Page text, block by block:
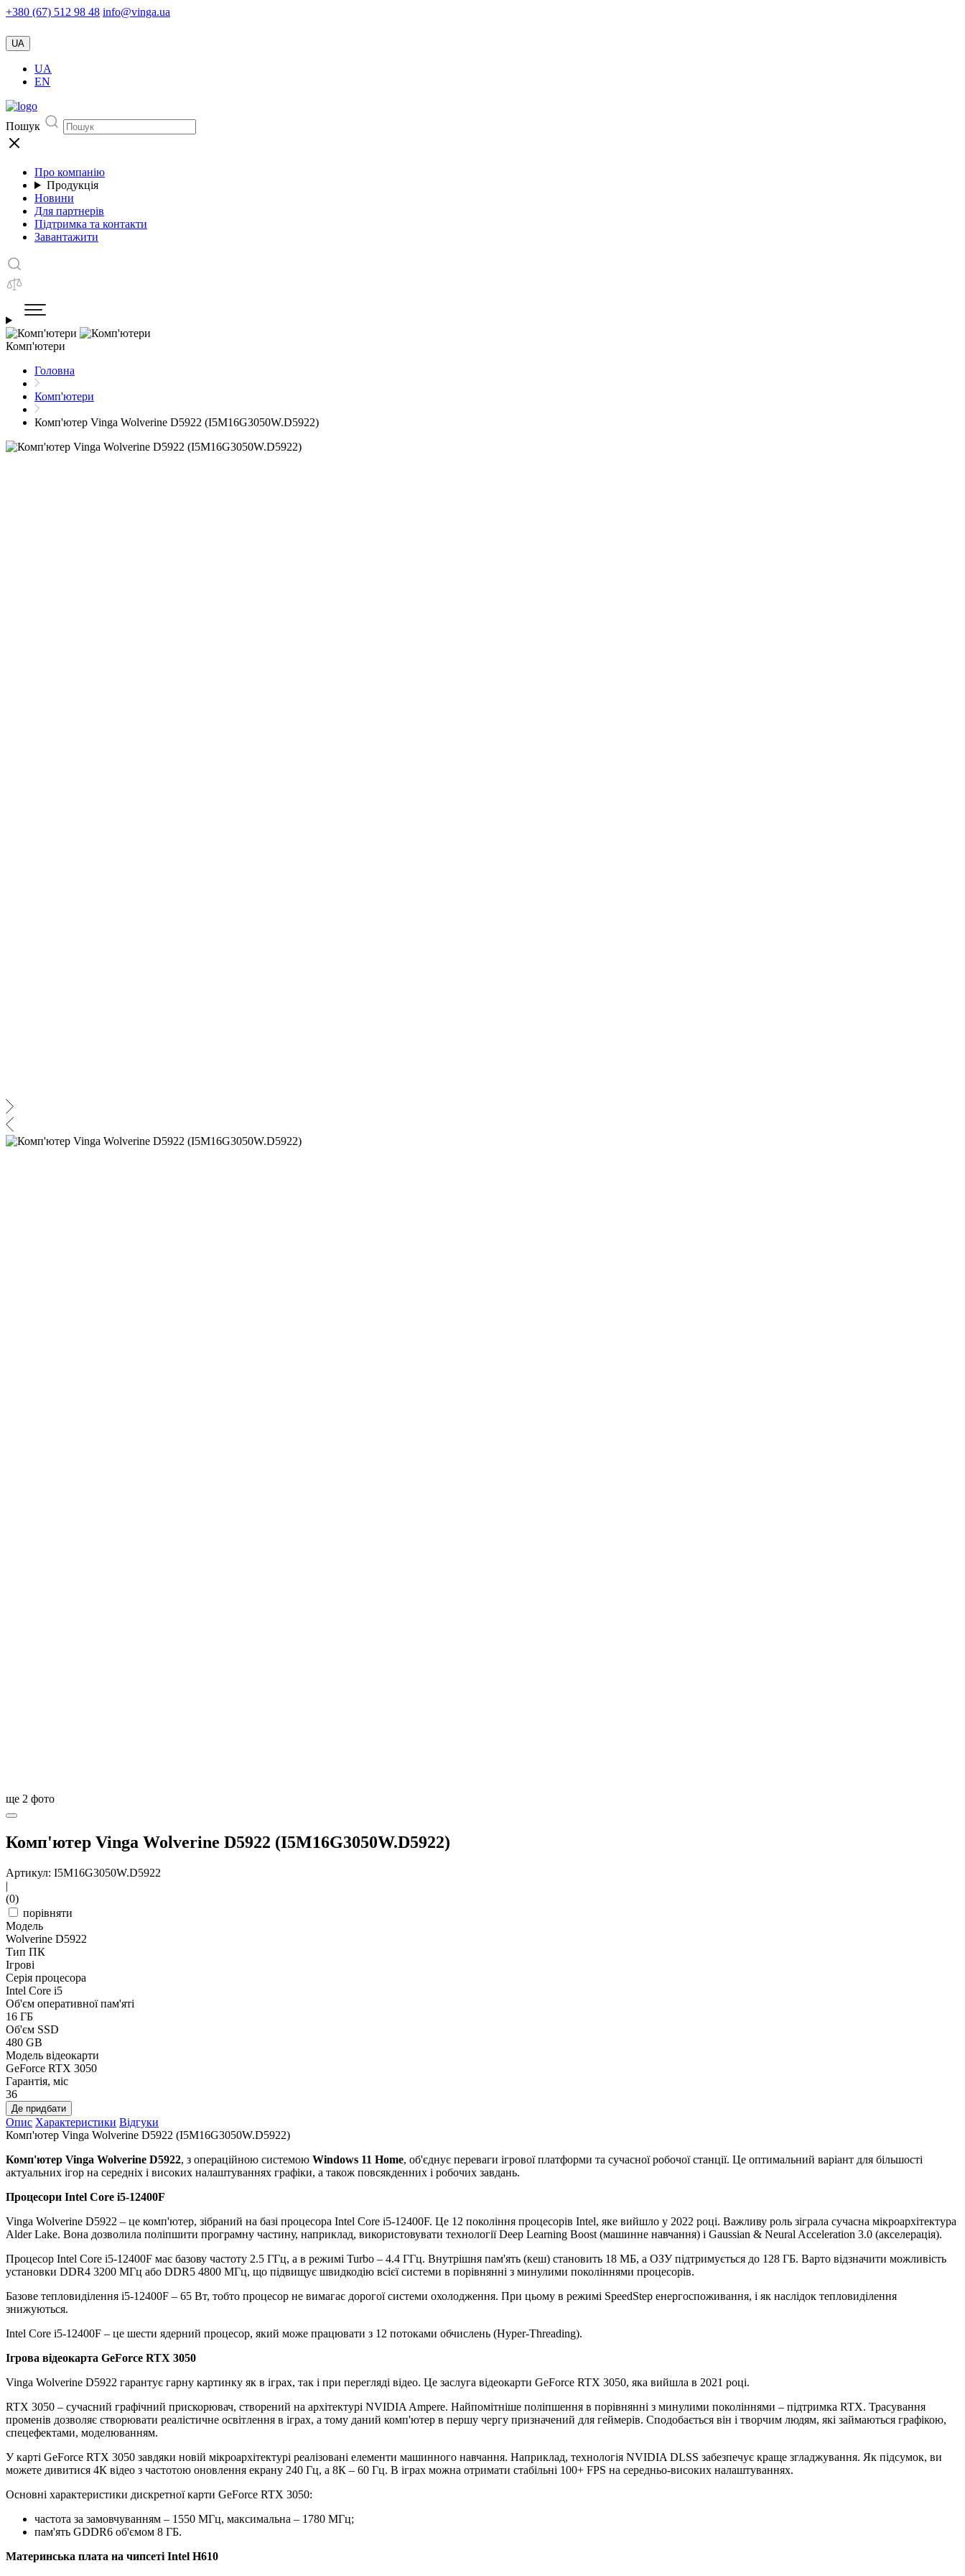
+380 (67) 512 98 48 info@vinga.ua
UA
UA
EN
Пошук
Про компанію
Продукція
Новини
Для партнерів
Підтримка та контакти
Завантажити
Комп'ютери
Головна
Комп'ютери
Комп'ютер Vinga Wolverine D5922 (I5M16G3050W.D5922)
ще 2 фото
Комп'ютер Vinga Wolverine D5922 (I5M16G3050W.D5922)
Артикул: I5M16G3050W.D5922
|
(0)
порівняти
Модель
Wolverine D5922
Тип ПК
Ігрові
Серія процесора
Intel Core i5
Об'єм оперативної пам'яті
16 ГБ
Об'єм SSD
480 GB
Модель відеокарти
GeForce RTX 3050
Гарантія, міс
36
Де придбати
Опис Характеристики Відгуки
Комп'ютер Vinga Wolverine D5922 (I5M16G3050W.D5922)
Комп'ютер Vinga Wolverine D5922, з операційною системою Windows 11 Home, об'єднує переваги ігрової платформи та сучасної робочої станції. Це оптимальний варіант для більшості
актуальних ігор на середніх і високих налаштуваннях графіки, а також повсякденних і робочих завдань.
Процесори Intel Core i5-12400F
Vinga Wolverine D5922 – це комп'ютер, зібраний на базі процесора Intel Core i5-12400F. Це 12 покоління процесорів Intel, яке вийшло у 2022 році. Важливу роль зіграла сучасна мікроархітектура
Alder Lake. Вона дозволила поліпшити програмну частину, наприклад, використовувати технології Deep Learning Boost (машинне навчання) і Gaussian & Neural Acceleration 3.0 (акселерація).
Процесор Intel Core i5-12400F має базову частоту 2.5 ГГц, а в режимі Turbo – 4.4 ГГц. Внутрішня пам'ять (кеш) становить 18 МБ, а ОЗУ підтримується до 128 ГБ. Варто відзначити можливість
установки DDR4 3200 МГц або DDR5 4800 МГц, що підвищує швидкодію всієї системи в порівнянні з минулими поколіннями процесорів.
Базове тепловиділення i5-12400F – 65 Вт, тобто процесор не вимагає дорогої системи охолодження. При цьому в режимі SpeedStep енергоспоживання, і як наслідок тепловиділення
знижуються.
Intel Core i5-12400F – це шести ядерний процесор, який може працювати з 12 потоками обчислень (Hyper-Threading).
Ігрова відеокарта GeForce RTX 3050
Vinga Wolverine D5922 гарантує гарну картинку як в іграх, так і при перегляді відео. Це заслуга відеокарти GeForce RTX 3050, яка вийшла в 2021 році.
RTX 3050 – сучасний графічний прискорювач, створений на архітектурі NVIDIA Ampere. Найпомітніше поліпшення в порівнянні з минулими поколіннями – підтримка RTX. Трасування
променів дозволяє створювати реалістичне освітлення в іграх, а тому даний комп'ютер в першу чергу призначений для геймерів. Сподобається він і творчим людям, які займаються графікою,
спецефектами, моделюванням.
У карті GeForce RTX 3050 завдяки новій мікроархітектурі реалізовані елементи машинного навчання. Наприклад, технологія NVIDIA DLSS забезпечує краще згладжування. Як підсумок, ви
можете дивитися 4К відео з частотою оновлення екрану 240 Гц, а 8К – 60 Гц. В іграх можна отримати стабільні 100+ FPS на середньо-високих налаштуваннях.
Основні характеристики дискретної карти GeForce RTX 3050:
частота за замовчуванням – 1550 МГц, максимальна – 1780 МГц;
пам'ять GDDR6 об'ємом 8 ГБ.
Материнська плата на чипсеті Intel H610